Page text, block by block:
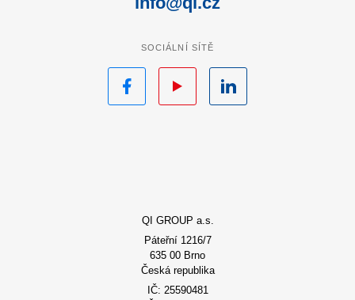
QI GROUP a.s.
Páteřní 1216/7
635 00 Brno
Česká republika
IČ: 25590481
SOCIÁLNÍ SÍTĚ
Facebook